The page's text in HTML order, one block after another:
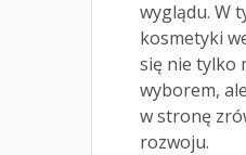
wyglądu. W
kosmetyki
się nie tylko
wyborem,
w stronę
rozwoju.